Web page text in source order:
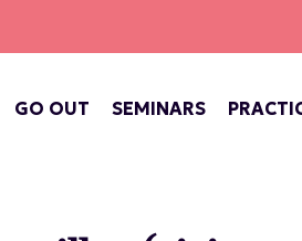
GO OUT SEMINARS